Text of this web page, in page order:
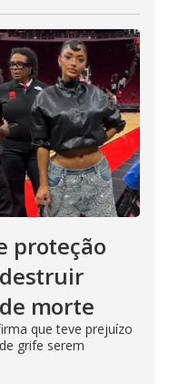
proteção
morte
que teve prejuízo
grife serem